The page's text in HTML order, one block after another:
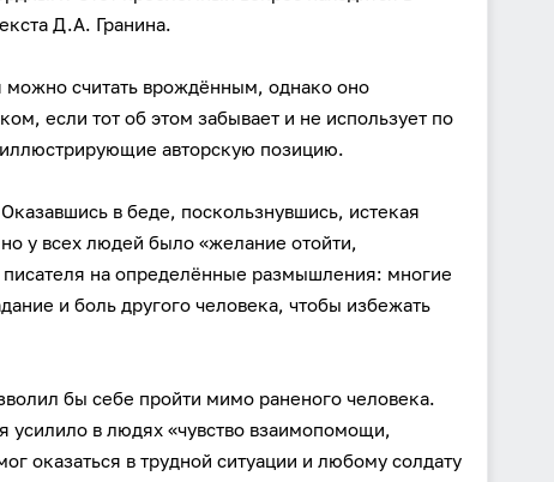
Д.А. Гранина.
можно считать врождённым, однако оно
если тот об этом забывает и не использует по
авторскую позицию.
в беде, поскользнувшись, истекая
у всех людей было «желание отойти,
писателя на определённые размышления: многие
и боль другого человека, чтобы избежать
бы себе пройти мимо раненого человека.
усилило в людях «чувство взаимопомощи,
оказаться в трудной ситуации и любому солдату